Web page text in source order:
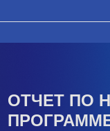
ОТЧЕТ ПО
ПРОГРАММЕ